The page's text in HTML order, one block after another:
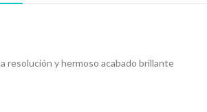
resolución y hermoso acabado brillante